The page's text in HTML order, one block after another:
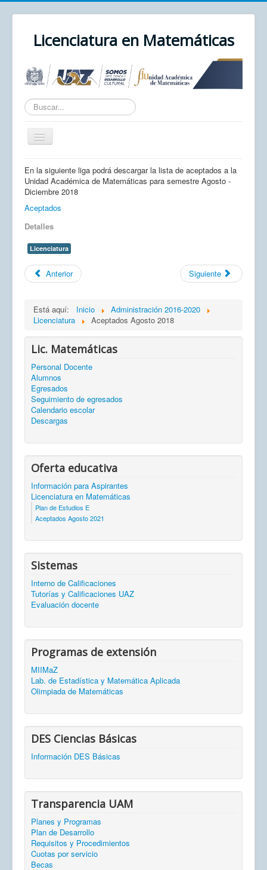
Licenciatura en Matemáticas
Texto
a
buscar...
Cambiar
navegación
Inicio
Unidad Académica
UAZ
Cursos
Correo
En la siguiente liga podrá descargar la lista de aceptados a la
Unidad Académica de Matemáticas para semestre Agosto -
Diciembre 2018
Aceptados
Detalles
Licenciatura
Anterior Siguiente
Está aquí: Inicio
Administración 2016-2020
Licenciatura
Aceptados Agosto 2018
Lic. Matemáticas
Personal Docente
Alumnos
Egresados
Seguimiento de egresados
Calendario escolar
Descargas
Oferta educativa
Información para Aspirantes
Licenciatura en Matemáticas
Plan de Estudios E
Aceptados Agosto 2021
Sistemas
Interno de Calificaciones
Tutorías y Calificaciones UAZ
Evaluación docente
Programas de extensión
MIIMaZ
Lab. de Estadística y Matemática Aplicada
Olimpiada de Matemáticas
DES Ciencias Básicas
Información DES Básicas
Transparencia UAM
Planes y Programas
Plan de Desarrollo
Requisitos y Procedimientos
Cuotas por servicio
Becas